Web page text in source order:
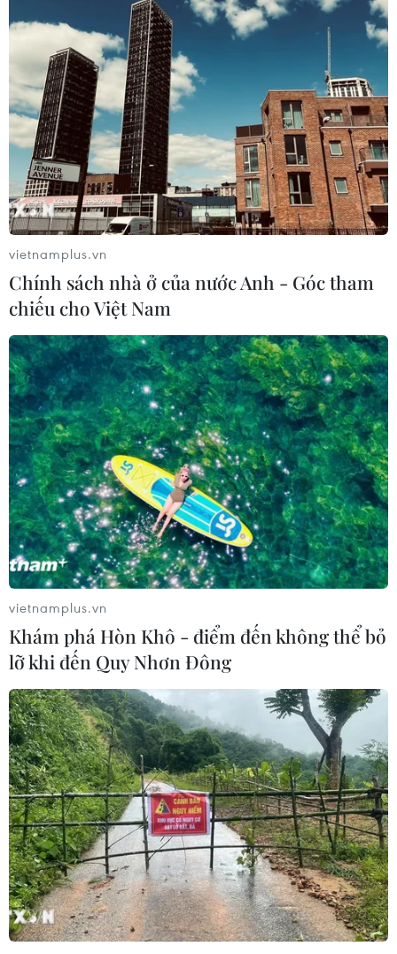
TIN CÙNG CHUYÊN MỤC
Ớt nhập khẩu từ Mexico khiến hàng
trăm người tiêu dùng Mỹ nhiễm
khuẩn Salmonella
07/08/2026 00:43
Nước thải từ máy bay có thể giúp
vietnamplus.vn
Chính sách nhà ở của nước Anh - Góc tham
chiếu cho Việt Nam
vietnamplus.vn
Khám phá Hòn Khô - điểm đến không thể bỏ
lỡ khi đến Quy Nhơn Đông